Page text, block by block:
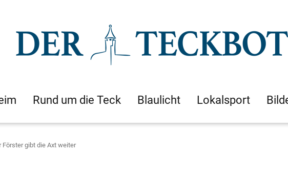
Rund um die Teck Blaulicht Lokalsport
Förster gibt die Axt weiter